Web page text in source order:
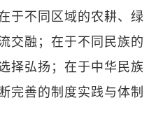
于不同区域的农耕、绿
交融；在于不同民族的
择弘扬；在于中华民族
完善的制度实践与体制